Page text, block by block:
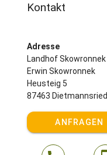
Kontakt
Adresse
Landhof Skowronnek
Erwin Skowronnek
Heusteig 5
87463 Dietmannsried
ANFRAGEN